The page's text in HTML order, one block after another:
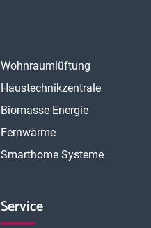
Wohnraumlüftung
Haustechnikzentrale
Biomasse Energie
Fernwärme
Smarthome Systeme
Service